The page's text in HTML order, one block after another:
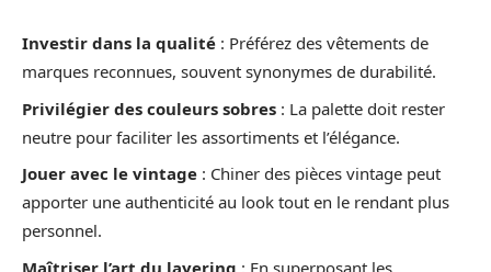
Investir dans la qualité : Préférez des vêtements de
marques reconnues, souvent synonymes de durabilité.
Privilégier des couleurs sobres : La palette doit rester
neutre pour faciliter les assortiments et l’élégance.
Jouer avec le vintage : Chiner des pièces vintage peut
apporter une authenticité au look tout en le rendant plus
personnel.
Maîtriser l’art du layering : En superposant les